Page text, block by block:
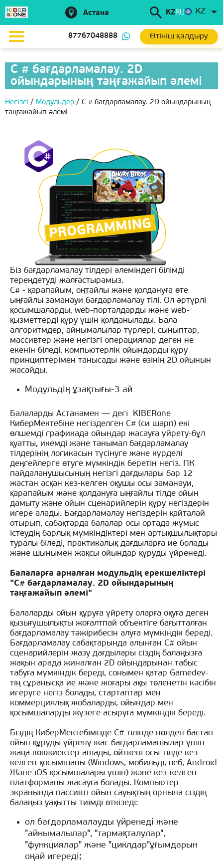
Астана KZRU KZ
87767048888 Өтініш қалдыру
C # бағдарламалау. 2D
ойындарының таңғажайып әлемі
Негізгі / Модульдер / C # бағдарламалау. 2D ойындарының
таңғажайып әлемі
Біз бағдарламалау тілдері әлеміндегі білімді
тереңдетуді жалғастырамыз.
C# - қарапайым, оңтайлы және қолдануға өте
ыңғайлы заманауи бағдарламалау тілі. Ол әртүрлі
қосымшаларды, web-порталдарды және web-
қызметтерді құру үшін қолданылады. Бала
алгоритмдер, айнымалылар түрлері, сыныптар,
массивтер және негізгі операциялар деген не
екенін біледі, компьютерлік ойындарды құру
принциптерімен танысады және өзінің 2D ойынын
жасайды.
Модульдің ұзақтығы-3 ай
Балаларды Астанамен — дегі KIBERone
КиберМектебіне негізделген C# (си шарп) екі
өлшемді графикада ойындар жасауға үйрету-бұл
қуатты, икемді және танымал бағдарламалау
тілдерінің логикасын түсінуге және күрделі
деңгейлерге өтуге мүмкіндік беретін негіз. ПК
пайдаланушысының негізгі дағдылары бар 12
жастан асқан кез-келген оқушы осы заманауи,
қарапайым және қолдануға ыңғайлы тілде ойын
дамыту және ойын сценарийлерін құру негіздерін
игере алады. Бағдарламалау негіздерін қайталай
отырып, сабақтарда балалар осы ортада жұмыс
істеудің барлық мүмкіндіктері мен артықшылықтары
туралы біледі, практикалық дағдыларға ие болады
және шынымен жақсы ойындар құруды үйренеді.
Балаларға арналған модульдің ерекшеліктері
"C# бағдарламалау. 2D ойындарының
таңғажайып әлемі"
Балаларды ойын құруға үйрету оларға оқуға деген
қызығушылықты жоғалтпай объектіге бағытталған
бағдарламалау тәжірибесін алуға мүмкіндік береді.
Бағдарламалау сабақтарында алынған С# ойын
сценарийлерін жазу дағдылары сіздің балаңызға
жақын арада жиналған 2D ойындарынан табыс
табуға мүмкіндік береді, сонымен қатар Gamedev-
тің сұранысқа ие және жоғары ақы төленетін кәсібін
игеруге негіз болады, стартаптар мен
коммерциялық жобаларды, ойындар мен
қосымшаларды жүзеге асыруға мүмкіндік береді.
Біздің КиберМектебімізде C# тілінде нөлден бастап
ойын құруды үйрену жас бағдарламашылар үшін
жаңа көкжиектер ашады, өйткені осы тілде кез-
келген қосымшаны (Windows, мобильді, веб, Android
Және iOS қосымшалары үшін) және кез-келген
платформаны жасауға болады. Компьютер
экранында пассивті ойын сауықтың орнына сіздің
балаңыз уақытты тиімді өткізеді:
ол бағдарламалауды үйренеді және
"айнымалылар", "тармақталулар",
"функциялар" және "циклдар"ұғымдарын
оңай игереді;